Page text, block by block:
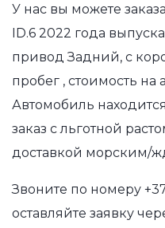
У нас вы можете
ID.6 2022 года
привод Задний, с
пробег , стоимость на
Автомобиль
заказ с льготной
доставкой морским/
Звоните по номеру
оставляйте заявку